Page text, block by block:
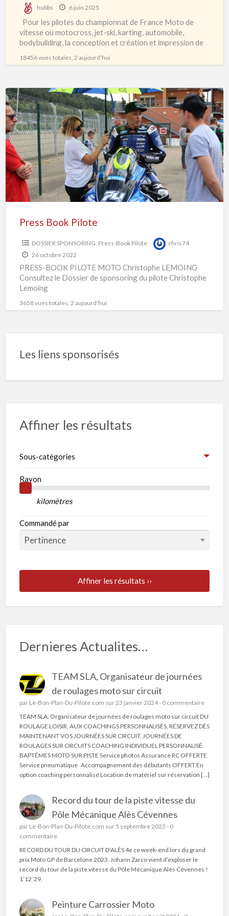
hubbs
6 juin 2025
Pour les pilotes du championnat de France Moto de
vitesse ou motocross, jet-ski, karting, automobile,
bodybuilding, la conception et création et impression de
18456 vues totales, 2 aujourd'hui
Press
Book
Pilote
Press Book Pilote
DOSSIER SPONSORING, Press-Book Pilote
chris74
26 octobre 2022
PRESS-BOOK PILOTE MOTO Christophe LEMOING
Consultez le Dossier de sponsoring du pilote Christophe
Lemoing
3658 vues totales, 2 aujourd'hui
Les liens sponsorisés
Affiner les résultats
Sous-catégories
Rayon
kilomètres
Commandé par
Affiner les résultats ››
Dernieres Actualites…
TEAM SLA, Organisateur de journées
de roulages moto sur circuit
par Le-Bon-Plan-Du-Pilote.com sur 23 janvier 2024 - 0 commentaire
TEAM SLA, Organisateur de journées de roulages moto sur circuit DU
ROULAGE LOISIR, AUX COACHINGS PERSONNALISÉS, RÉSERVEZ DÈS
MAINTENANT VOS JOURNÉES SUR CIRCUIT. JOURNÉES DE
ROULAGES SUR CIRCUITS COACHING INDIVIDUEL PERSONNALISÉ
BAPTÊMES MOTO SUR PISTE Service photos Assurance RC OFFERTE
Service pneumatique Accompagnement des débutants OFFERT En
option coaching personnalisé Location de matériel sur réservation […]
Record du tour de la piste vitesse du
Pôle Mécanique Alès Cévennes
par Le-Bon-Plan-Du-Pilote.com sur 5 septembre 2023 - 0
commentaire
RECORD DU TOUR DU CIRCUIT D’ALÈS 4e ce week-end lors du grand
prix Moto GP de Barcelone 2023, Johann Zarco vient d’exploser le
record du tour de la piste vitesse du Pôle Mécanique Alès Cévennes !
1’12´29.
Peinture Carrossier Moto